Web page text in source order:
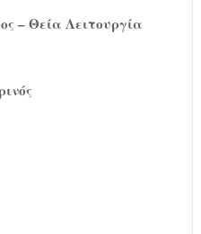
– Θεία Λειτουργία